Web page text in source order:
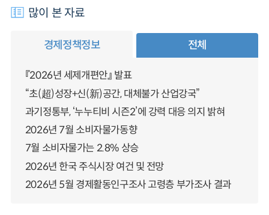
많이 본 자료
경제정책정보 전체
『2026년 세제개편안』 발표
“초(超)성장+신(新)공간, 대체불가 산업강국”
과기정통부, ‘누누티비 시즌2’에 강력 대응 의지 밝혀
2026년 7월 소비자물가동향
7월 소비자물가는 2.8% 상승
2026년 한국 주식시장 여건 및 전망
2026년 5월 경제활동인구조사 고령층 부가조사 결과